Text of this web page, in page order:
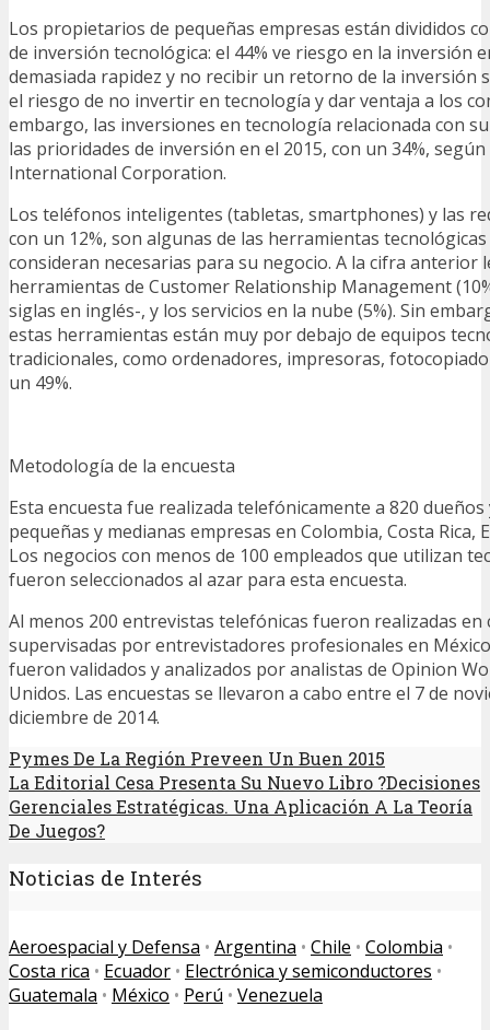
Los propietarios de pequeñas empresas están divididos
de inversión tecnológica: el 44% ve riesgo en la inversión
demasiada rapidez y no recibir un retorno de la inversión
el riesgo de no invertir en tecnología y dar ventaja a los
embargo, las inversiones en tecnología relacionada con
las prioridades de inversión en el 2015, con un 34%,
International Corporation.
Los teléfonos inteligentes (tabletas, smartphones) y las
con un 12%, son algunas de las herramientas
consideran necesarias para su negocio. A la cifra anterior
herramientas de Customer Relationship Management
siglas en inglés-, y los servicios en la nube (5%). Sin
estas herramientas están muy por debajo de equipos
tradicionales, como ordenadores, impresoras,
un 49%.
Metodología de la encuesta
Esta encuesta fue realizada telefónicamente a 820
pequeñas y medianas empresas en Colombia, Costa Rica,
Los negocios con menos de 100 empleados que utilizan
fueron seleccionados al azar para esta encuesta.
Al menos 200 entrevistas telefónicas fueron realizadas en
supervisadas por entrevistadores profesionales en
fueron validados y analizados por analistas de Opinion
Unidos. Las encuestas se llevaron a cabo entre el 7 de
diciembre de 2014.
Pymes De La Región Preveen Un Buen 2015
La Editorial Cesa Presenta Su Nuevo Libro ?Decisiones
Gerenciales Estratégicas. Una Aplicación A La Teoría
De Juegos?
Noticias de Interés
Aeroespacial y Defensa • Argentina • Chile • Colombia •
Costa rica • Ecuador • Electrónica y semiconductores •
Guatemala • México • Perú • Venezuela